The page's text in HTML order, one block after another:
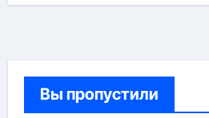
Вы пропустили